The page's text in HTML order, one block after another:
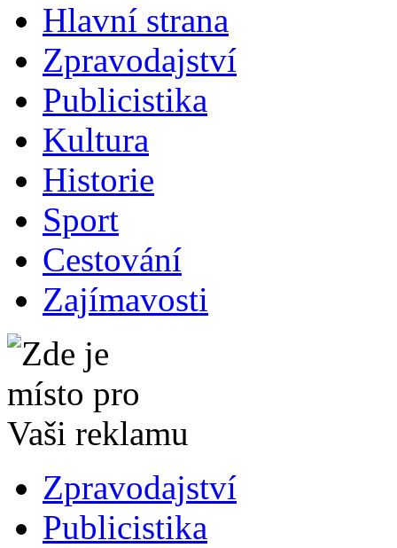
Hlavní strana
Zpravodajství
Publicistika
Kultura
Historie
Sport
Cestování
Zajímavosti
Zpravodajství
Publicistika